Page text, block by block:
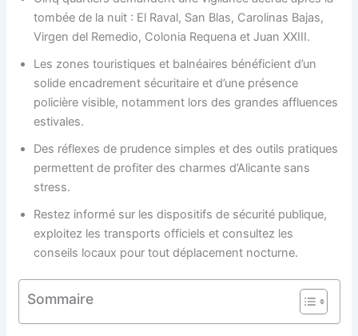
tombée de la nuit : El Raval, San Blas, Carolinas Bajas,
Virgen del Remedio, Colonia Requena et Juan XXIII.
Les zones touristiques et balnéaires bénéficient d’un
solide encadrement sécuritaire et d’une présence
policière visible, notamment lors des grandes affluences
estivales.
Des réflexes de prudence simples et des outils pratiques
permettent de profiter des charmes d’Alicante sans
stress.
Restez informé sur les dispositifs de sécurité publique,
exploitez les transports officiels et consultez les
conseils locaux pour tout déplacement nocturne.
Sommaire